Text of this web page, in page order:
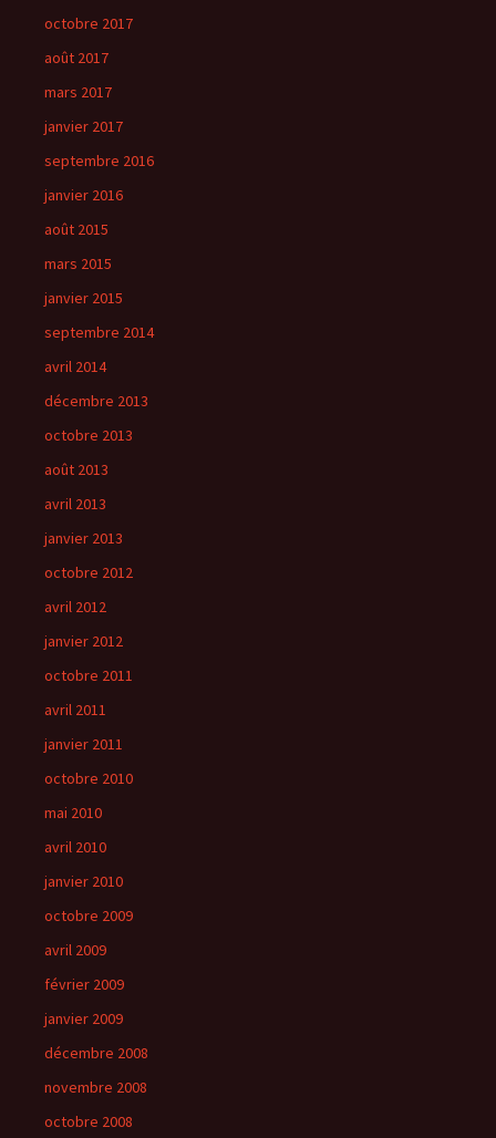
octobre 2017
août 2017
mars 2017
janvier 2017
septembre 2016
janvier 2016
août 2015
mars 2015
janvier 2015
septembre 2014
avril 2014
décembre 2013
octobre 2013
août 2013
avril 2013
janvier 2013
octobre 2012
avril 2012
janvier 2012
octobre 2011
avril 2011
janvier 2011
octobre 2010
mai 2010
avril 2010
janvier 2010
octobre 2009
avril 2009
février 2009
janvier 2009
décembre 2008
novembre 2008
octobre 2008